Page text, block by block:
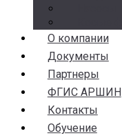
О компании
Документы
Партнеры
ФГИС АРШИН
Контакты
Обучение